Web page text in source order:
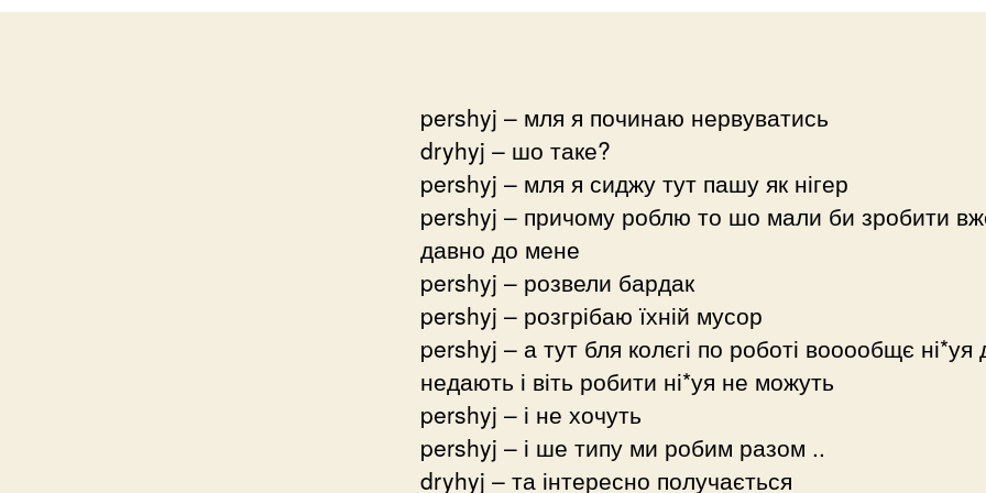
pershyj – мля я починаю нервуватись
dryhyj – шо таке?
pershyj – мля я сиджу тут пашу як нігер
pershyj – причому роблю то шо мали би зробити
давно до мене
pershyj – розвели бардак
pershyj – розгрібаю їхній мусор
pershyj – а тут бля колєгі по роботі вооообщє ні*уя
недають і віть робити ні*уя не можуть
pershyj – і не хочуть
pershyj – і ше типу ми робим разом ..
dryhyj – та інтересно получається